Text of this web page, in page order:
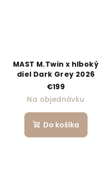
MAST M.Twin x hlboký
diel Dark Grey 2026
€199
Na objednávku
Do košíka